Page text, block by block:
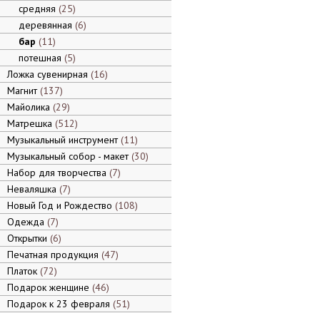
средняя 25
деревянная 6
бар 11
потешная 5
Ложка сувенирная 16
Магнит 137
Майолика 29
Матрешка 512
Музыкальный инструмент 11
Музыкальный собор - макет 30
Набор для творчества 7
Неваляшка 7
Новый Год и Рождество 108
Одежда 7
Открытки 6
Печатная продукция 47
Платок 72
Подарок женщине 46
Подарок к 23 февраля 51